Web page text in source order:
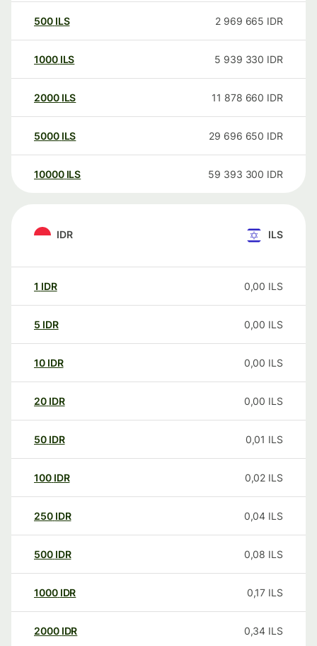
500 ILS 2 969 665 IDR
1000 ILS 5 939 330 IDR
2000 ILS 11 878 660 IDR
5000 ILS 29 696 650 IDR
10000 ILS 59 393 300 IDR
IDR ILS
1 IDR 0,00 ILS
5 IDR 0,00 ILS
10 IDR 0,00 ILS
20 IDR 0,00 ILS
50 IDR 0,01 ILS
100 IDR 0,02 ILS
250 IDR 0,04 ILS
500 IDR 0,08 ILS
1000 IDR 0,17 ILS
2000 IDR 0,34 ILS